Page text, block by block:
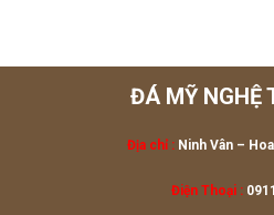
ĐÁ MỸ NGHỆ
Địa chỉ : Ninh Vân –
Điện Thoại :